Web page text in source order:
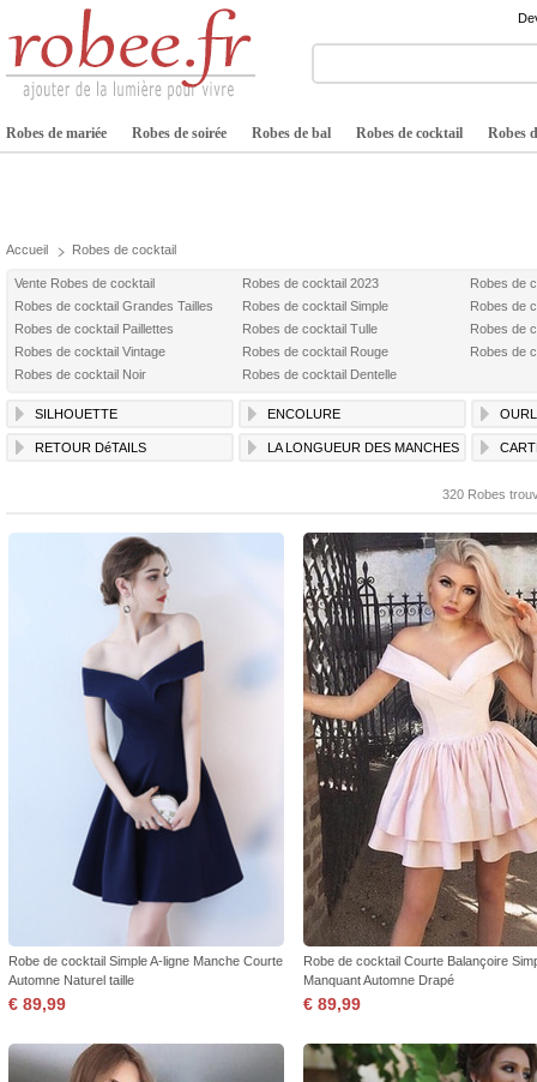
Robes de mariée Robes de soirée Robes de bal Robes de cocktail Robes
Accueil Robes de cocktail
Vente Robes de cocktail Robes de cocktail 2023
Robes de
Robes de cocktail Grandes Tailles
Robes de cocktail Simple
Robes de
Robes de cocktail Paillettes
Robes de cocktail Tulle
Robes de
Robes de cocktail Vintage
Robes de cocktail Rouge
Robes de
Robes de cocktail Noir
Robes de cocktail Dentelle
SILHOUETTE ENCOLURE
RETOUR DéTAILS LA LONGUEUR DES MANCHES
320 Robes
Robe de cocktail Simple A-ligne Manche Courte
Automne Naturel taille
€ 89,99
Robe de cocktail Courte Balançoire
Manquant Automne Drapé
€ 89,99